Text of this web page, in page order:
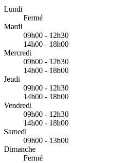
Lundi
Fermé
Mardi
09h00 - 12h30
14h00 - 18h00
Mercredi
09h00 - 12h30
14h00 - 18h00
Jeudi
09h00 - 12h30
14h00 - 18h00
Vendredi
09h00 - 12h30
14h00 - 18h00
Samedi
09h00 - 13h00
Dimanche
Fermé